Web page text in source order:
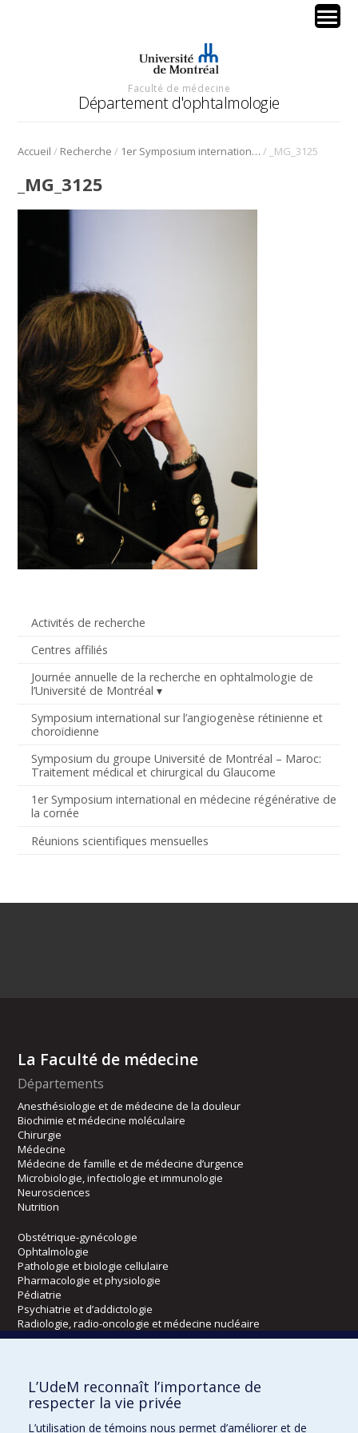
Faculté de médecine
Département d'ophtalmologie
Accueil / Recherche / 1er Symposium international en médecine régénérative de la cornée / _MG_3125
Activités de recherche
Centres affiliés
Journée annuelle de la recherche en ophtalmologie de
l’Université de Montréal
Symposium international sur l’angiogenèse rétinienne et
choroïdienne
Symposium du groupe Université de Montréal – Maroc:
Traitement médical et chirurgical du Glaucome
1er Symposium international en médecine régénérative de
la cornée
Réunions scientifiques mensuelles
_MG_3125
La Faculté de médecine
Départements
Anesthésiologie et de médecine de la douleur
Biochimie et médecine moléculaire
Chirurgie
Médecine
Médecine de famille et de médecine d’urgence
Microbiologie, infectiologie et immunologie
Neurosciences
Nutrition
Obstétrique-gynécologie
Ophtalmologie
Pathologie et biologie cellulaire
Pharmacologie et physiologie
Pédiatrie
Psychiatrie et d’addictologie
Radiologie, radio-oncologie et médecine nucléaire
Écoles
Kinésiologie et des sciences de l’activité physique
Orthophonie et audiologie
Réadaptation
L’UdeM reconnaît l’importance de
respecter la vie privée
L’utilisation de témoins nous permet d’améliorer et de